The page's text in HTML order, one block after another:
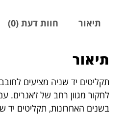
תיאור חוות דעת (0)
תיאור
תקליטים יד שניה מציעים
לחקור מגוון רחב של ז’אנרים.
בשנים האחרונות, תקליטים יד